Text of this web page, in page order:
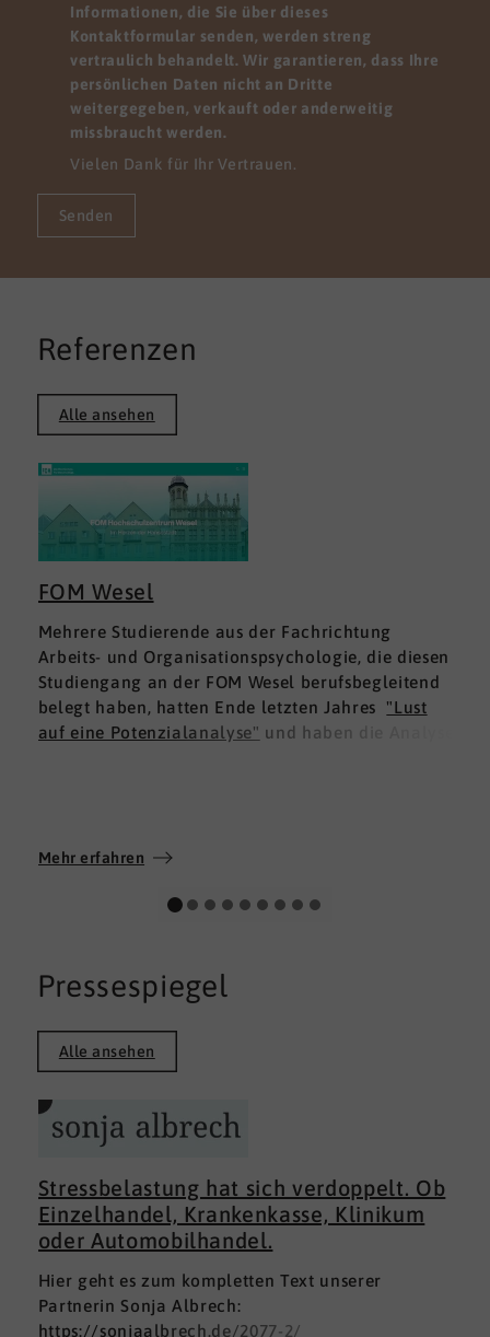
Informationen, die Sie über dieses
Kontaktformular senden, werden streng
vertraulich behandelt. Wir garantieren, dass Ihre
persönlichen Daten nicht an Dritte
weitergegeben, verkauft oder anderweitig
missbraucht werden.
Vielen Dank für Ihr Vertrauen.
Senden
Referenzen
Alle ansehen
FOM Wesel
Mehrere Studierende aus der Fachrichtung
Arbeits- und Organisationspsychologie, die diesen
Studiengang an der FOM Wesel berufsbegleitend
belegt haben, hatten Ende letzten Jahres "Lust
auf eine Potenzialanalyse" und haben die Analyse
Wir wünschen allen Teilnehmerinnen und
persönlichen Weg und viel Erfolg.
Mehr erfahren
Pressespiegel
Alle ansehen
Stressbelastung hat sich verdoppelt. Ob
Einzelhandel, Krankenkasse, Klinikum
oder Automobilhandel.
Hier geht es zum kompletten Text unserer
Partnerin Sonja Albrech:
https://sonjaalbrech.de/2077-2/